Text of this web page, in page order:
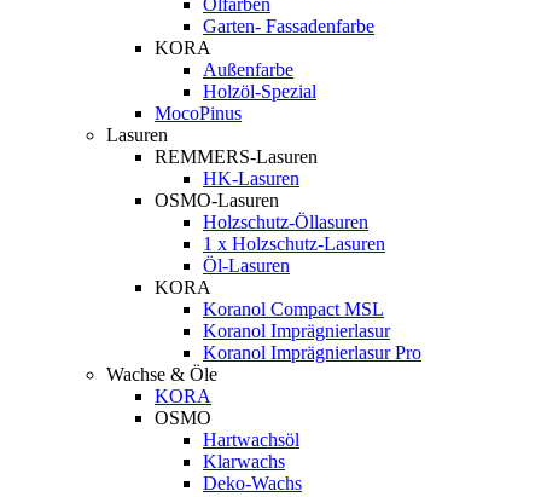
Ölfarben
Garten- Fassadenfarbe
KORA
Außenfarbe
Holzöl-Spezial
MocoPinus
Lasuren
REMMERS-Lasuren
HK-Lasuren
OSMO-Lasuren
Holzschutz-Öllasuren
1 x Holzschutz-Lasuren
Öl-Lasuren
KORA
Koranol Compact MSL
Koranol Imprägnierlasur
Koranol Imprägnierlasur Pro
Wachse & Öle
KORA
OSMO
Hartwachsöl
Klarwachs
Deko-Wachs